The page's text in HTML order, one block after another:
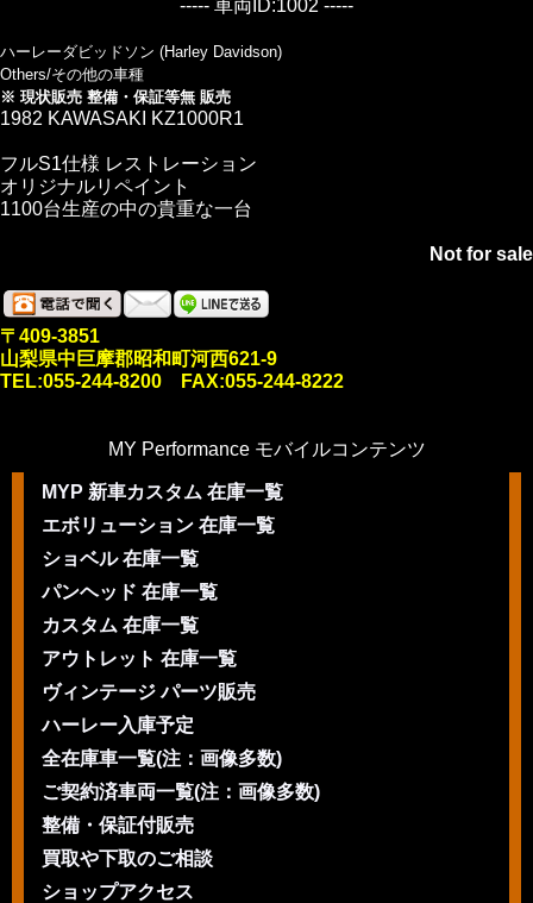
----- 車両ID:1002 -----
ハーレーダビッドソン (Harley Davidson)
Others/その他の車種
※ 現状販売 整備・保証等無 販売
1982 KAWASAKI KZ1000R1
フルS1仕様 レストレーション
オリジナルリペイント
1100台生産の中の貴重な一台
Not for sale
〒409-3851
山梨県中巨摩郡昭和町河西621-9
TEL:055-244-8200 FAX:055-244-8222
MY Performance モバイルコンテンツ
MYP 新車カスタム 在庫一覧
エボリューション 在庫一覧
ショベル 在庫一覧
パンヘッド 在庫一覧
カスタム 在庫一覧
アウトレット 在庫一覧
ヴィンテージ パーツ販売
ハーレー入庫予定
全在庫車一覧(注：画像多数)
ご契約済車両一覧(注：画像多数)
整備・保証付販売
買取や下取のご相談
ショップアクセス